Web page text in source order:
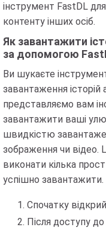
інструмент FastDL
контенту інших осіб.
Як завантажити
за допомогою
Ви шукаєте
завантаження
представляємо вам
завантажити ваші
швидкістю
зображення чи відео.
виконати кілька
успішно завантажити.
Спочатку
Після доступу